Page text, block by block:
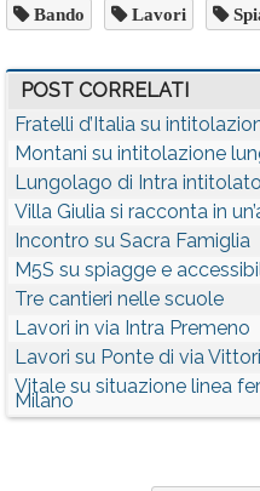
Bando Lavori
POST CORRELATI
Fratelli d’Italia su
Montani su intitolazione
Lungolago di Intra
Villa Giulia si racconta in
Incontro su Sacra Famiglia
M5S su spiagge e
Tre cantieri nelle scuole
Lavori in via Intra Premeno
Lavori su Ponte di via
Vitale su situazione linea
Milano